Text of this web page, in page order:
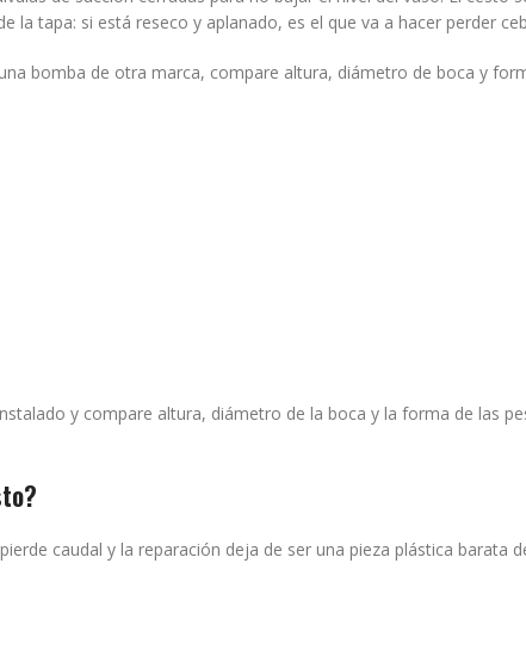
la tapa: si está reseco y aplanado, es el que va a hacer perder
bomba de otra marca, compare altura, diámetro de boca y
y compare altura, diámetro de la boca y la forma de las
caudal y la reparación deja de ser una pieza plástica barata